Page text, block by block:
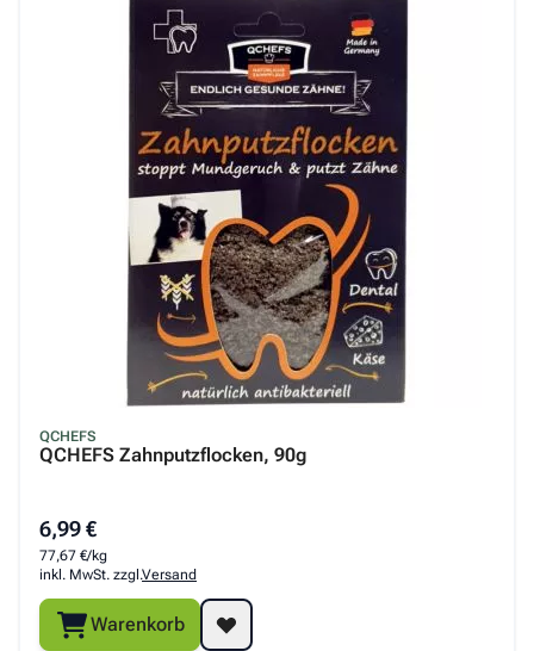
QCHEFS
QCHEFS Zahnputzflocken, 90g
6,99 €
77,67 €/kg
inkl. MwSt. zzgl.Versand
Warenkorb